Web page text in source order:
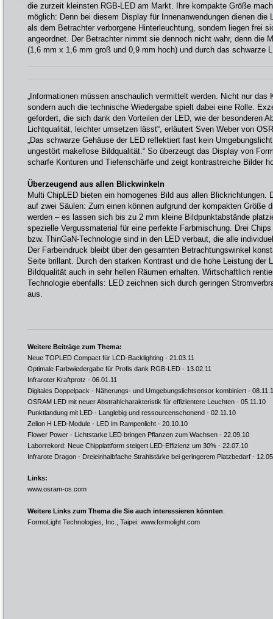
die zurzeit kleinsten RGB-LED am Markt. Ihre kompakte Größe
möglich: Denn bei diesem Display für Innenanwendungen dienen die
als dem Betrachter verborgene Hinterleuchtung, sondern liegen frei
angeordnet. Der Betrachter nimmt sie dennoch nicht wahr, denn die
(1,6 mm x 1,6 mm groß und 0,9 mm hoch) und durch das schwarze
„Informationen müssen anschaulich vermittelt werden. Nicht nur das
sondern auch die technische Wiedergabe spielt dabei eine Rolle.
gefordert, die sich dank den Vorteilen der LED, wie der besonderen
Lichtqualität, leichter umsetzen lässt“, erläutert Sven Weber von
„Das schwarze Gehäuse der LED reflektiert fast kein
ungestört makellose Bildqualität.“ So überzeugt das Display von
scharfe Konturen und Tiefenschärfe und zeigt kontrastreiche Bilder
Überzeugend aus allen Blickwinkeln
Multi ChipLED bieten ein homogenes Bild aus allen Blickrichtungen.
auf zwei Säulen: Zum einen können aufgrund der kompakten Größe
werden – es lassen sich bis zu 2 mm kleine Bildpunktabstände
spezielle Vergussmaterial für eine perfekte Farbmischung. Drei
bzw. ThinGaN-Technologie sind in den LED verbaut, die alle
Der Farbeindruck bleibt über den gesamten Betrachtungswinkel
Seite brillant. Durch den starken Kontrast und die hohe Leistung der
Bildqualität auch in sehr hellen Räumen erhalten. Wirtschaftlich
Technologie ebenfalls: LED zeichnen sich durch geringen
aus.
Weitere Beiträge zum Thema:
Neue TOPLED Compact für LCD-Backlighting - 21.03.11
Optimale Farbwiedergabe für Profis dank RGB-LED - 13.02.11
Infraroter Kraftprotz - 06.01.11
Digitales Doppelpack - Näherungs- und Umgebungslichtsensor kombiniert -
OSRAM LED mit neuer Abstrahlcharakteristik für effizientere Leuchten - 05.11.10
Punktlandung mit LED - Langlebig und ressourcenschonend - 02.11.10
Zelion H LED-Module - LED im Rampenlicht - 20.10.10
Flower Power - Lichtstarke LED bringen Pflanzen zum Wachsen - 22.09.10
Laborrekord: Neue Chipplattform steigert LED-Effizienz um 30% - 22.07.10
Infrarote Dragon - Dreieinhalbfache Strahlstärke bei geringerem Platzbedarf -
Links:
www.osram-os.com
Weitere Links zum Thema die Sie auch interessieren könnten:
FormoLight Technologies, Inc., Taipei: www.formolight.com